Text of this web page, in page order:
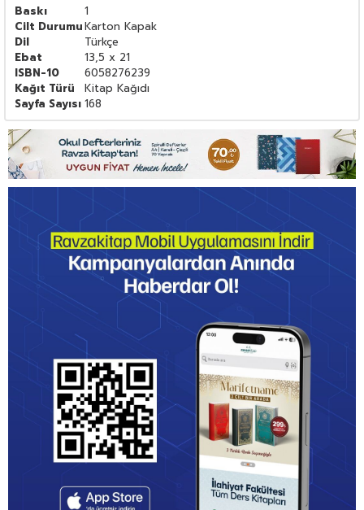
Baskı
1
Cilt DurumuKarton Kapak
Dil
Türkçe
Ebat
13,5 x 21
ISBN-10
6058276239
Kağıt Türü
Kitap Kağıdı
Sayfa Sayısı 168